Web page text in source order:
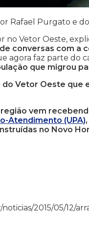
Rafael Purgato e
no Vetor Oeste,
conversas com a
agora faz parte do
que migrou
do Vetor Oeste
região vem
Atendimento (UPA)
no Novo
2015/05/12/